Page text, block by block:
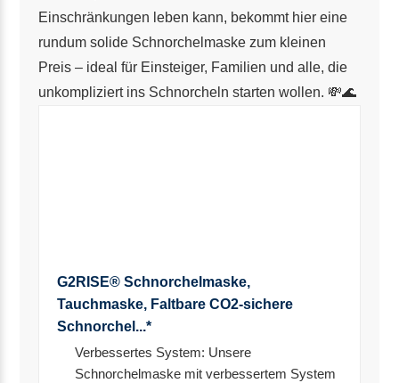
Einschränkungen leben kann, bekommt hier eine
rundum solide Schnorchelmaske zum kleinen
Preis – ideal für Einsteiger, Familien und alle, die
unkompliziert ins Schnorcheln starten wollen. 💸🌊
G2RISE® Schnorchelmaske,
Tauchmaske, Faltbare CO2-sichere
Schnorchel...*
Verbessertes System: Unsere
Schnorchelmaske mit verbessertem System